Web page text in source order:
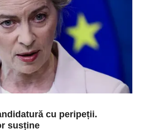
cu peripeții.
susține